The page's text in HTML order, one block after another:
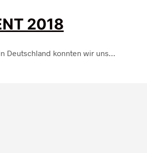
2018
Deutschland konnten wir uns…